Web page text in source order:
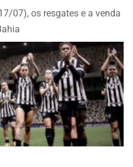
07), os resgates e a venda